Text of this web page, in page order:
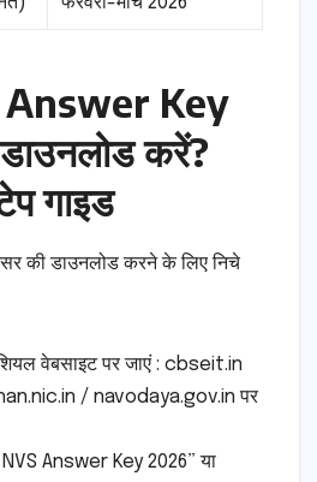
Answer Key
करें?
गाइड
की डाउनलोड करने के लिए निचे
वेबसाइट पर जाएं : cbseit.in
/ navodaya.gov.in पर
NVS Answer Key 2026” या